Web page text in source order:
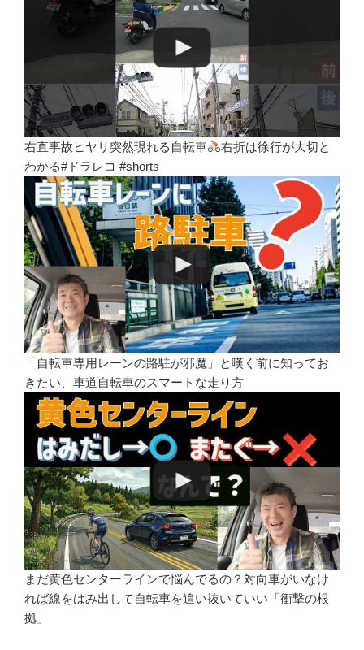
右直事故ヒヤリ突然現れる自転車
右折は徐行が大切と
わかる#ドラレコ #shorts
「自転車専用レーンの路駐が邪魔」と嘆く前に知ってお
きたい、車道自転車のスマートな走り方
まだ黄色センターラインで悩んでるの？対向車がいなけ
れば線をはみ出して自転車を追い抜いていい「衝撃の根
拠」